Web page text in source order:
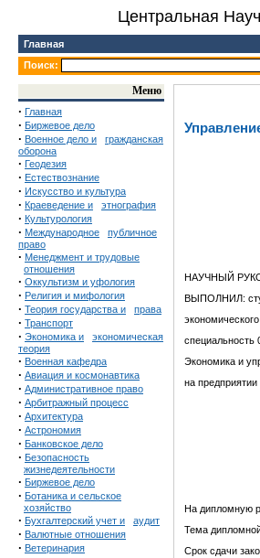
Центральная
Главная
Поиск:
Меню
· Главная
· Биржевое дело
· Военное дело и
гражданская
оборона
· Геодезия
· Естествознание
· Искусство и культура
· Краеведение и этнография
· Культурология
· Международное
публичное
право
· Менеджмент и трудовые
отношения
· Оккультизм и уфология
· Религия и мифология
· Теория государства и права
· Транспорт
· Экономика и
экономическая
теория
· Военная кафедра
· Авиация и космонавтика
· Административное право
· Арбитражный процесс
· Архитектура
· Астрономия
· Банковское дело
· Безопасность
жизнедеятельности
· Биржевое дело
· Ботаника и сельское
хозяйство
· Бухгалтерский учет и аудит
· Валютные отношения
· Ветеринария
НАУЧНЫЙ
ВЫПОЛНИЛ:
специальность
Экономика и
на
На дипломную
Тема
Срок сдачи